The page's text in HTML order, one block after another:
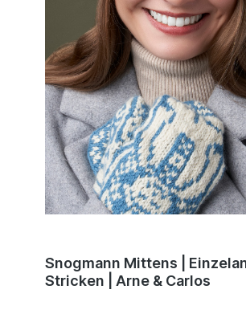
Snogmann Mittens |
Stricken | Arne & Carlos